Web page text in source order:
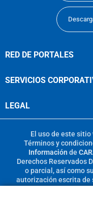
RED DE PORTALES
SERVICIOS
LEGAL
El uso de este
Términos y
Información de
Derechos Reservados
o parcial, así como
autorización escrita de
part, or translation